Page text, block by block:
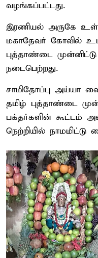
வழங்கப்பட்டது.
இரணியல் அருகே
மகாதேவர் கோவில்
புத்தாண்டை
நடைபெற்றது.
சாமிதோப்பு அய்யா
தமிழ் புத்தாண்டை
பக்தர்களின் கூட்டம்
நெற்றியில்